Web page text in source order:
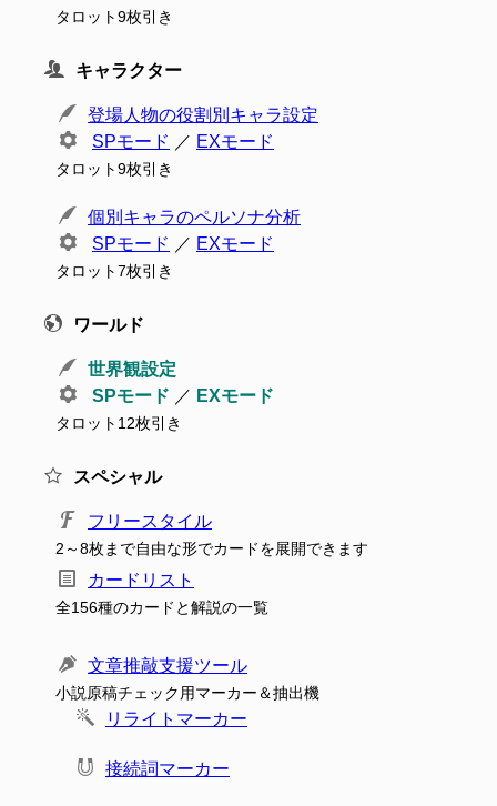
タロット9枚引き
キャラクター
登場人物の役割別キャラ設定
SPモード ／ EXモード
タロット9枚引き
個別キャラのペルソナ分析
SPモード ／ EXモード
タロット7枚引き
ワールド
世界観設定
SPモード ／ EXモード
タロット12枚引き
スペシャル
フリースタイル
2～8枚まで自由な形でカードを展開できます
カードリスト
全156種のカードと解説の一覧
文章推敲支援ツール
小説原稿チェック用マーカー＆抽出機
リライトマーカー
接続詞マーカー